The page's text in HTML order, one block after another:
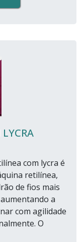
com lycra é
retilínea,
de fios mais
a
com agilidade
O